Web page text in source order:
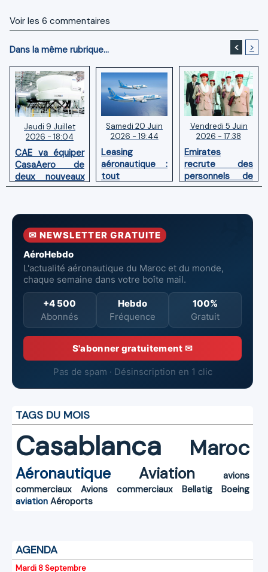
Voir les 6 commentaires
Dans la même rubrique... < >
Jeudi 9 Juillet
2026 - 18:04
CAE va équiper
CasaAero de
deux nouveaux
simulateurs de
737 MAX et 787
Samedi 20 Juin
2026 - 19:44
Leasing
aéronautique :
tout
comprendre sur
wet lease et le
leaseback
Vendredi 5 Juin
2026 - 17:38
Emirates
recrute des
personnels de
cabine au Maroc
✉ NEWSLETTER GRATUITE
AéroHebdo
L'actualité aéronautique du Maroc et du monde,
chaque semaine dans votre boîte mail.
+4 500
Abonnés
Hebdo
Fréquence
100%
Gratuit
S'abonner gratuitement ✉
Pas de spam · Désinscription en 1 clic
TAGS DU MOIS
Casablanca Maroc
Aéronautique Aviation
avions
commerciaux
Avions commerciaux Bellatig
Boeing
aviation Aéroports
AGENDA
Mardi 8 Septembre